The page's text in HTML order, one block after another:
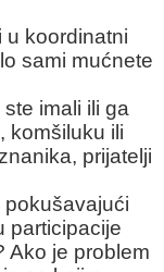
u koordinatni
sami mućnete
imali ili ga
komšiluku ili
prijatelji
participacije
Ako je problem